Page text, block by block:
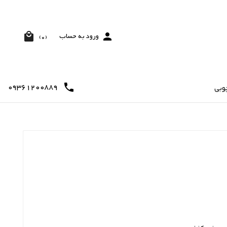
 ورود به حساب  (0)

09361200889